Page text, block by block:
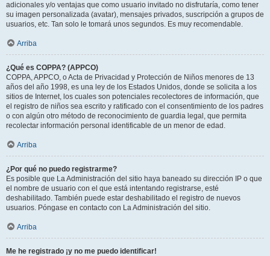
adicionales y/o ventajas que como usuario invitado no disfrutaría, como tener
su imagen personalizada (avatar), mensajes privados, suscripción a grupos de
usuarios, etc. Tan solo le tomará unos segundos. Es muy recomendable.
Arriba
¿Qué es COPPA? (APPCO)
COPPA, APPCO, o Acta de Privacidad y Protección de Niños menores de 13
años del año 1998, es una ley de los Estados Unidos, donde se solicita a los
sitios de Internet, los cuales son potenciales recolectores de información, que
el registro de niños sea escrito y ratificado con el consentimiento de los padres
o con algún otro método de reconocimiento de guardia legal, que permita
recolectar información personal identificable de un menor de edad.
Arriba
¿Por qué no puedo registrarme?
Es posible que La Administración del sitio haya baneado su dirección IP o que
el nombre de usuario con el que está intentando registrarse, esté
deshabilitado. También puede estar deshabilitado el registro de nuevos
usuarios. Póngase en contacto con La Administración del sitio.
Arriba
Me he registrado ¡y no me puedo identificar!